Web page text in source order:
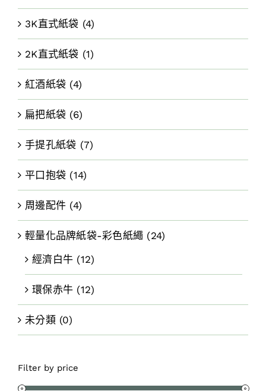
3K直式紙袋 (4)
2K直式紙袋 (1)
紅酒紙袋 (4)
扁把紙袋 (6)
手提孔紙袋 (7)
平口抱袋 (14)
周邊配件 (4)
輕量化品牌紙袋-彩色紙繩 (24)
經濟白牛 (12)
環保赤牛 (12)
未分類 (0)
Filter by price